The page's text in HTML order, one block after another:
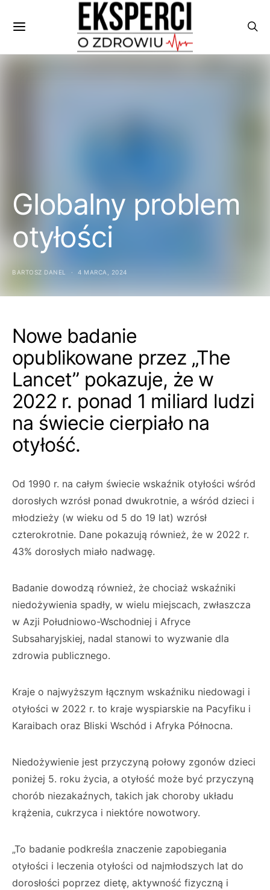
Globalny problem
otyłości
BARTOSZ DANEL 4 MARCA, 2024
Nowe badanie
opublikowane przez „The
Lancet” pokazuje, że w
2022 r. ponad 1 miliard ludzi
na świecie cierpiało na
otyłość.
Od 1990 r. na całym świecie wskaźnik otyłości wśród
dorosłych wzrósł ponad dwukrotnie, a wśród dzieci i
młodzieży (w wieku od 5 do 19 lat) wzrósł
czterokrotnie. Dane pokazują również, że w 2022 r.
43% dorosłych miało nadwagę.
Badanie dowodzą również, że chociaż wskaźniki
niedożywienia spadły, w wielu miejscach, zwłaszcza
w Azji Południowo-Wschodniej i Afryce
Subsaharyjskiej, nadal stanowi to wyzwanie dla
zdrowia publicznego.
Kraje o najwyższym łącznym wskaźniku niedowagi i
otyłości w 2022 r. to kraje wyspiarskie na Pacyfiku i
Karaibach oraz Bliski Wschód i Afryka Północna.
Niedożywienie jest przyczyną połowy zgonów dzieci
poniżej 5. roku życia, a otyłość może być przyczyną
chorób niezakaźnych, takich jak choroby układu
krążenia, cukrzyca i niektóre nowotwory.
„To badanie podkreśla znaczenie zapobiegania
otyłości i leczenia otyłości od najmłodszych lat do
dorosłości poprzez dietę, aktywność fizyczną i